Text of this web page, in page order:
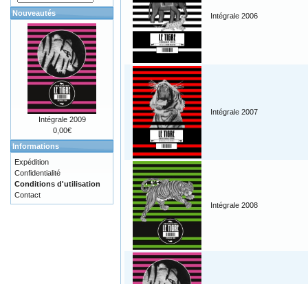
Intégrale 2006
Intégrale 2007
Intégrale 2008
Nouveautés
Intégrale 2009
0,00€
Informations
Expédition
Confidentialité
Conditions d'utilisation
Contact